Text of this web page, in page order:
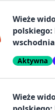
Wieże
polskiego:
wschodnia
Aktywna
Wieże